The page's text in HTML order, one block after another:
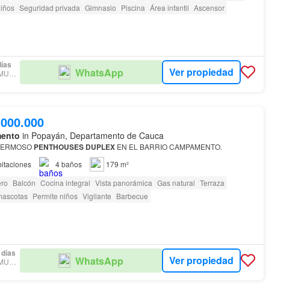
Seguridad privada Gimnasio Piscina Área infantil Ascensor
WhatsApp Ver propiedad
in Popayán, Departamento de Cauca
PENTHOUSES DUPLEX EN EL BARRIO CAMPAMENTO.
4baños
179 m²
Balcón Cocina integral Vista panorámica Gas natural Terraza
Permite niños Vigilante Barbecue
WhatsApp Ver propiedad